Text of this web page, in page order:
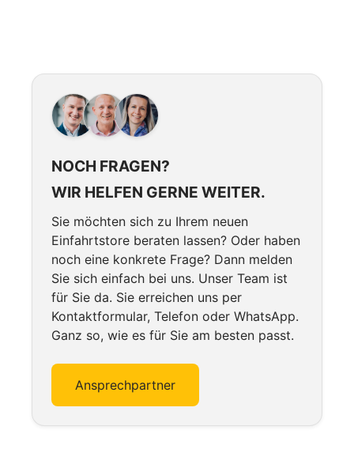
NOCH FRAGEN?
WIR HELFEN GERNE WEITER.
Sie möchten sich zu Ihrem neuen
Einfahrtstore beraten lassen? Oder haben
noch eine konkrete Frage? Dann melden
Sie sich einfach bei uns. Unser Team ist
für Sie da. Sie erreichen uns per
Kontaktformular, Telefon oder WhatsApp.
Ganz so, wie es für Sie am besten passt.
Ansprechpartner